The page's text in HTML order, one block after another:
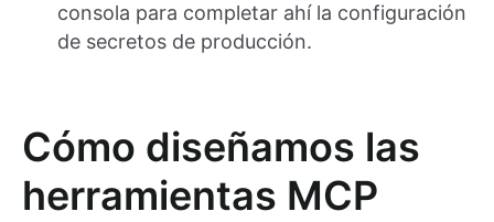
consola para completar ahí la configuración
de secretos de producción.
Cómo diseñamos las
herramientas MCP